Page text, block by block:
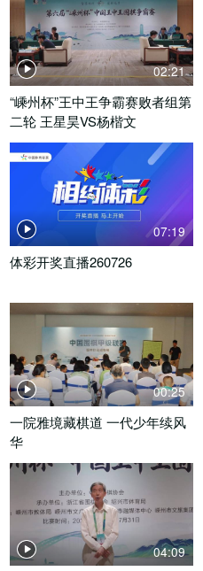
02:21
“嵊州杯”王中王争霸赛败者组第
二轮 王星昊VS杨楷文
07:19
体彩开奖直播260726
00:25
一院雅境藏棋道 一代少年续风
华
04:09